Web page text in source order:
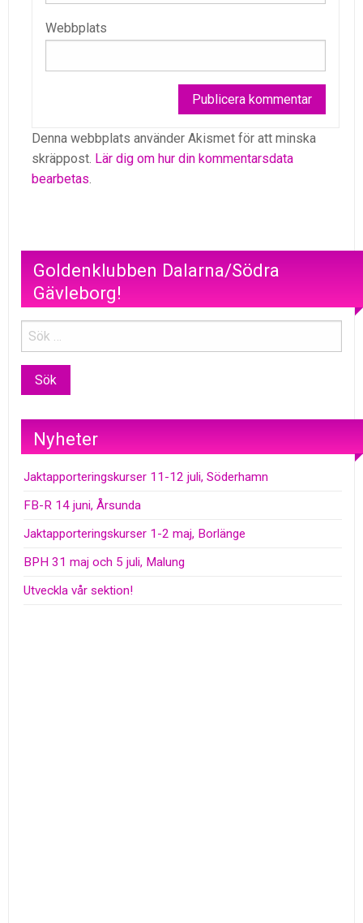
Webbplats
Denna webbplats använder Akismet för att minska
skräppost. Lär dig om hur din kommentarsdata
bearbetas.
Goldenklubben Dalarna/Södra
Gävleborg!
Nyheter
Jaktapporteringskurser 11-12 juli, Söderhamn
FB-R 14 juni, Årsunda
Jaktapporteringskurser 1-2 maj, Borlänge
BPH 31 maj och 5 juli, Malung
Utveckla vår sektion!